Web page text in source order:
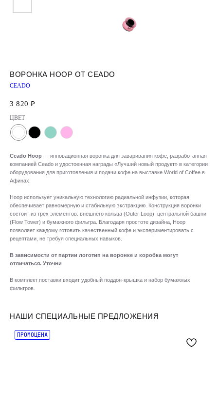
ВОРОНКА HOOP ОТ CEADO
CEADO
3 820 ₽
ЦВЕТ
Ceado Hoop — инновационная воронка для заваривания кофе, разработанная
компанией Ceado и удостоенная награды «Лучший новый продукт» в категории
оборудования для приготовления и подачи кофе на выставке World of Coffee в
Афинах.
Hoop использует уникальную технологию радиальной инфузии, которая
обеспечивает равномерную и стабильную экстракцию. Конструкция воронки
состоит из трёх элементов: внешнего кольца (Outer Loop), центральной башни
(Flow Tower) и бумажного фильтра. Благодаря простоте дизайна, Hoop
позволяет каждому готовить качественный кофе и экспериментировать с
рецептами, не требуя специальных навыков.
В зависимости от партии логотип на воронке и коробка могут
отличаться. Уточни
В комплект поставки входит удобный поддон-крышка и набор бумажных
фильтров.
НАШИ СПЕЦИАЛЬНЫЕ ПРЕДЛОЖЕНИЯ
ПРОМОЦЕНА